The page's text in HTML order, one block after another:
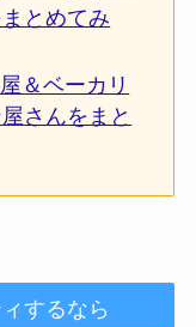
とめてみ
＆ベーカリ
さんをまと
するなら